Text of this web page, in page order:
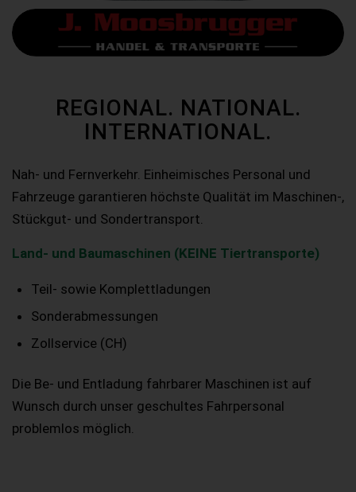
REGIONAL. NATIONAL.
INTERNATIONAL.
Nah- und Fernverkehr. Einheimisches Personal und
Fahrzeuge garantieren höchste Qualität im Maschinen-,
Stückgut- und Sondertransport.
Land- und Baumaschinen (KEINE Tiertransporte)
Teil- sowie Komplettladungen
Sonderabmessungen
Zollservice (CH)
Die Be- und Entladung fahrbarer Maschinen ist auf
Wunsch durch unser geschultes Fahrpersonal
problemlos möglich.